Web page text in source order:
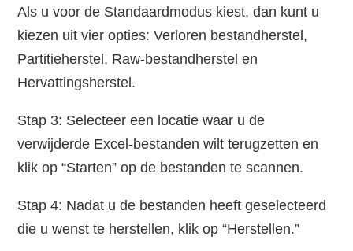
Als u voor de Standaardmodus kiest, dan kunt u
kiezen uit vier opties: Verloren bestandherstel,
Partitieherstel, Raw-bestandherstel en
Hervattingsherstel.
Stap 3: Selecteer een locatie waar u de
verwijderde Excel-bestanden wilt terugzetten en
klik op “Starten” op de bestanden te scannen.
Stap 4: Nadat u de bestanden heeft geselecteerd
die u wenst te herstellen, klik op “Herstellen.”